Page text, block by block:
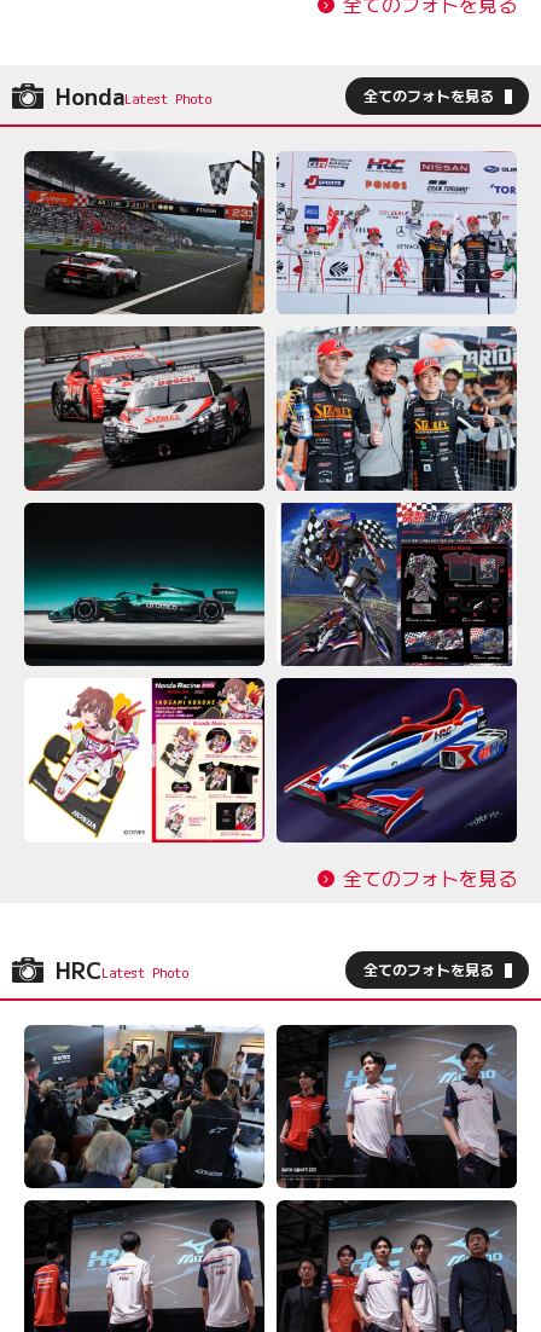
Honda 全てのフォトを見る
全てのフォトを見る
HRC 全てのフォトを見る